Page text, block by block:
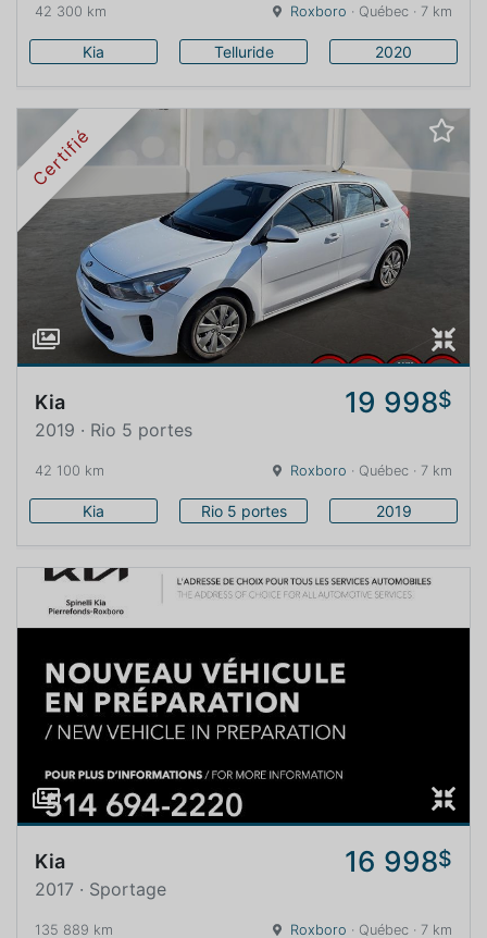
42 300 km Roxboro · Québec · 7 km
Kia Telluride 2020
Certifié
Kia 19 998$
2019 · Rio 5 portes
42 100 km Roxboro · Québec · 7 km
Kia Rio 5 portes 2019
Kia 16 998$
2017 · Sportage
135 889 km Roxboro · Québec · 7 km